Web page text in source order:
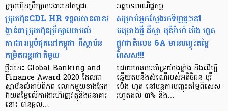
ក្រុមហ៊ុនប្រឹក្សាការងារនៅកម្ពុជា
ក្រុមហ៊ុនCDL HR ទទួលបានពានរ
ង្វាន់ជាក្រុមហ៊ុនប្រឹក្សាយោបល់
ការងារល្អបំផុតនៅកម្ពុជា ពីស្ថាប័ន
កម្រិតអន្តរជាតិមួយ
ថ្មីៗនេះ Global Banking and
Finance Award 2020 ដែលជា
ស្ថាប័នលំដាប់ពិភព លោកមួយខាងផ្នែក
វាយតម្លៃលើការងារហិរញ្ញវត្ថុនិងធនាគារ
នោះ បានផ្តល…
អត្ថបទ​ពាណិជ្ជកម្ម
សម្រាប់អ្នក​ស្វែងរកទិញ​ផ្ទះ​នៅ
គម្រោង​ថ្មី ដឹស្ដា មុនីរ៉ាហ៍ ប៉េង ហួត
ផ្លូវជាតិ​លេខ​ 6A មាន​បញ្ចុះ​តម្លៃ​
ពិសេស!!!
ដោយ​មាន​ការគាំទ្រ​យ៉ាង​ខ្លាំង និង​ដើម្បី​
ឆ្លើយតប​នឹង​សំណើ​របស់​អតិថិជន បុរី
ប៉េង ហួត នៅ​បន្ត​ការ​បញ្ចុះ​តម្លៃ​ពិសេស​
រហូត​ដល់ ៣% និង…